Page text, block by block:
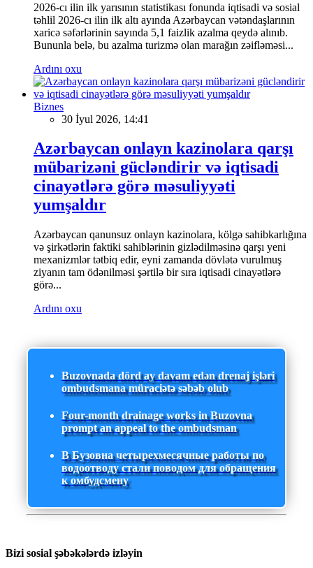
2026-cı ilin ilk yarısının statistikası fonunda iqtisadi və sosial
təhlil 2026-cı ilin ilk altı ayında Azərbaycan vətəndaşlarının
xaricə səfərlərinin sayında 5,1 faizlik azalma qeydə alınıb.
Bununla belə, bu azalma turizmə olan marağın zəifləməsi...
Ardını oxu
Biznes
30 İyul 2026, 14:41
Azərbaycan onlayn kazinolara qarşı
mübarizəni gücləndirir və iqtisadi
cinayətlərə görə məsuliyyəti
yumşaldır
Azərbaycan qanunsuz onlayn kazinolara, kölgə sahibkarlığına
və şirkətlərin faktiki sahiblərinin gizlədilməsinə qarşı yeni
mexanizmlər tətbiq edir, eyni zamanda dövlətə vurulmuş
ziyanın tam ödənilməsi şərtilə bir sıra iqtisadi cinayətlərə
görə...
Ardını oxu
Buzovnada dörd ay davam edən drenaj işləri
ombudsmana müraciətə səbəb olub
Four-month drainage works in Buzovna
prompt an appeal to the ombudsman
В Бузовна четырехмесячные работы по
водоотводу стали поводом для обращения
к омбудсмену
Bizi sosial şəbəkələrdə izləyin